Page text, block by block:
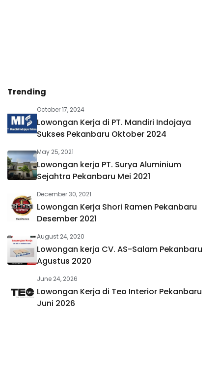
Trending
October 17, 2024
Lowongan Kerja di PT. Mandiri Indojaya
Sukses Pekanbaru Oktober 2024
May 25, 2021
Lowongan kerja PT. Surya Aluminium
Sejahtra Pekanbaru Mei 2021
December 30, 2021
Lowongan Kerja Shori Ramen Pekanbaru
Desember 2021
August 24, 2020
Lowongan kerja CV. AS-Salam Pekanbaru
Agustus 2020
June 24, 2026
Lowongan Kerja di Teo Interior Pekanbaru
Juni 2026